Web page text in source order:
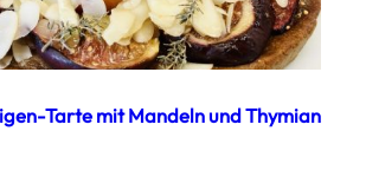
Tarte mit Mandeln und Thymian